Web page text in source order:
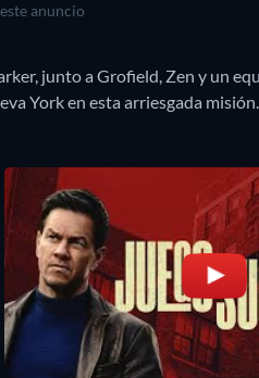
anuncio
junto a Grofield, Zen y un
York en esta arriesgada misión.